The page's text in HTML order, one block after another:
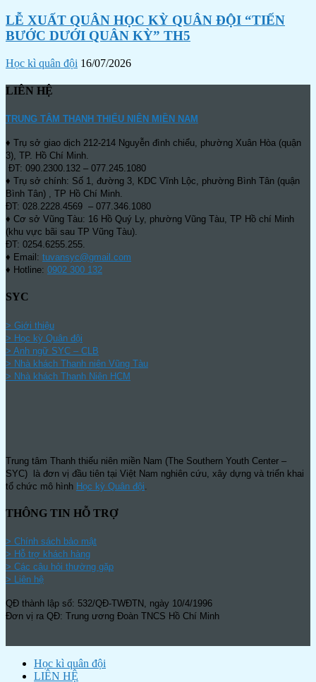
LỄ XUẤT QUÂN HỌC KỲ QUÂN ĐỘI “TIẾN
BƯỚC DƯỚI QUÂN KỲ” TH5
Học kì quân đội 16/07/2026
LIÊN HỆ
TRUNG TÂM THANH THIẾU NIÊN MIỀN NAM
♦ Trụ sở giao dịch 212-214 Nguyễn đình chiểu, phường Xuân Hòa (quận
3), TP. Hồ Chí Minh.
ĐT: 090.2300.132 – 077.245.1080
♦ Trụ sở chính: Số 1, đường 3, KDC Vĩnh Lộc, phường Bình Tân (quận
Bình Tân) , TP Hồ Chí Minh.
ĐT: 028.2228.4569 – 077.346.1080
♦ Cơ sở Vũng Tàu: 16 Hồ Quý Ly, phường Vũng Tàu, TP Hồ chí Minh
(khu vực bãi sau TP Vũng Tàu).
ĐT: 0254.6255.255.
♦ Email: tuvansyc@gmail.com
♦ Hotline: 0902 300 132
SYC
> Giới thiệu
> Học kỳ Quân đội
> Anh ngữ SYC – CLB
> Nhà khách Thanh niên Vũng Tàu
> Nhà khách Thanh Niên HCM
Trung tâm Thanh thiếu niên miền Nam (The Southern Youth Center –
SYC) là đơn vị đầu tiên tại Việt Nam nghiên cứu, xây dựng và triển khai
tổ chức mô hình Học kỳ Quân đội
THÔNG TIN HỖ TRỢ
> Chính sách bảo mật
> Hỗ trợ khách hàng
> Các câu hỏi thường gặp
> Liên hệ
QĐ thành lập số: 532/QĐ-TWĐTN, ngày 10/4/1996
Đơn vị ra QĐ: Trung ương Đoàn TNCS Hồ Chí Minh
Học kì quân đội
LIÊN HỆ